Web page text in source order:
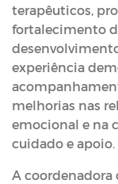
terapêuticos,
fortalecimento
experiência
melhorias nas
emocional e na
cuidado e apoio.
A coordenadora